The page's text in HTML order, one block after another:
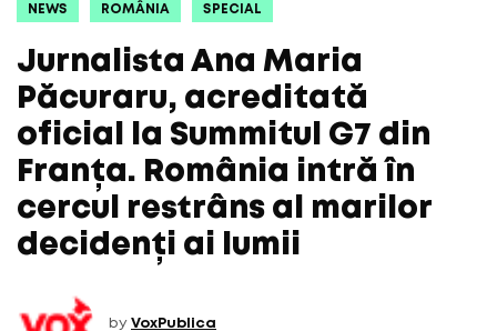
NEWS ROMÂNIA SPECIAL
Jurnalista Ana Maria
Păcuraru, acreditată
oficial la Summitul G7 din
Franța. România intră în
cercul restrâns al marilor
decidenți ai lumii
by VoxPublica